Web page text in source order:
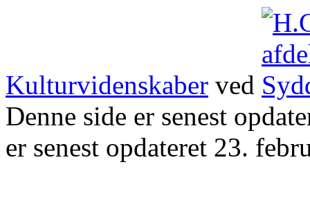
Kulturvidenskaber ved
Denne side er senest
er senest opdateret 23.